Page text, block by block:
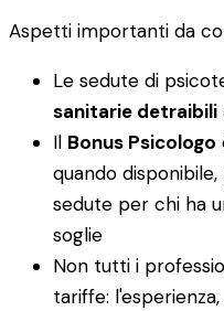
Aspetti importanti da
Le sedute di
sanitarie detraibili
Il Bonus Psicologo
quando
sedute per chi ha
soglie
Non tutti i
tariffe: